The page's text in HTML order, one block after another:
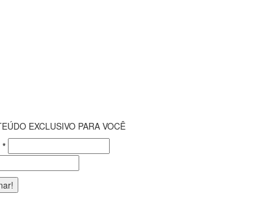
EXCLUSIVO PARA VOCÊ
*